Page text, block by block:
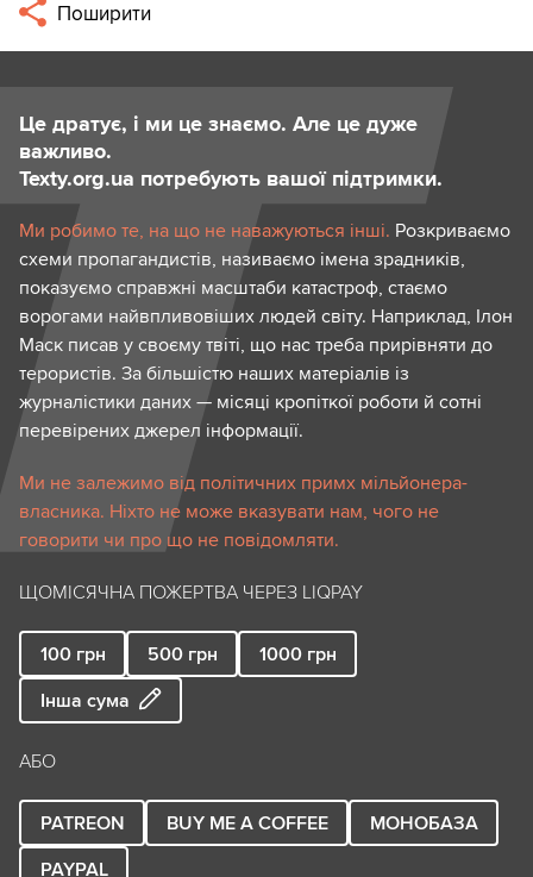
Поширити
Це дратує, і ми це знаємо. Але це дуже
важливо.
Texty.org.ua потребують вашої підтримки.
Ми робимо те, на що не наважуються інші. Розкриваємо
схеми пропагандистів, називаємо імена зрадників,
показуємо справжні масштаби катастроф, стаємо
ворогами найвпливовіших людей світу. Наприклад, Ілон
Маск писав у своєму твіті, що нас треба прирівняти до
терористів. За більшістю наших матеріалів із
журналістики даних — місяці кропіткої роботи й сотні
перевірених джерел інформації.
Ми не залежимо від політичних примх мільйонера-
власника. Ніхто не може вказувати нам, чого не
говорити чи про що не повідомляти.
ЩОМІСЯЧНА ПОЖЕРТВА ЧЕРЕЗ LIQPAY
100 грн 500 грн 1000 грн
Інша сума
АБО
PATREON BUY ME A COFFEE
МОНОБАЗА
PAYPAL